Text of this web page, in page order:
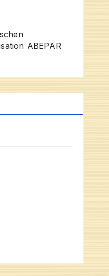
ABEPAR